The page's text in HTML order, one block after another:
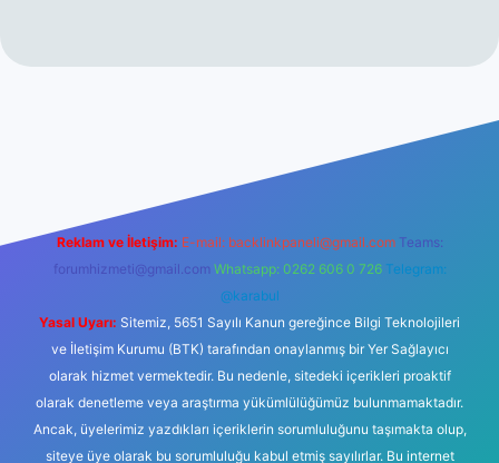
m elexbet
Reklam ve İletişim: E-mail: backlinkpaneli@gmail.com Teams:
forumhizmeti@gmail.com Whatsapp: 0262 606 0 726 Telegram:
@karabul
Yasal Uyarı: Sitemiz, 5651 Sayılı Kanun gereğince Bilgi Teknolojileri
ve İletişim Kurumu (BTK) tarafından onaylanmış bir Yer Sağlayıcı
olarak hizmet vermektedir. Bu nedenle, sitedeki içerikleri proaktif
olarak denetleme veya araştırma yükümlülüğümüz bulunmamaktadır.
Ancak, üyelerimiz yazdıkları içeriklerin sorumluluğunu taşımakta olup,
siteye üye olarak bu sorumluluğu kabul etmiş sayılırlar. Bu internet